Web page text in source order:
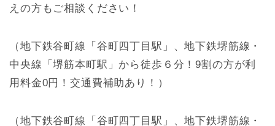
えの方もご相談ください！
（地下鉄谷町線「谷町四丁目駅」、地下鉄堺筋線・
中央線「堺筋本町駅」から徒歩６分！9割の方が利
用料金0円！交通費補助あり！）
（地下鉄谷町線「谷町四丁目駅」、地下鉄堺筋線・